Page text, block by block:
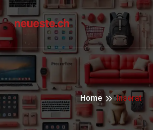
Home Inserat